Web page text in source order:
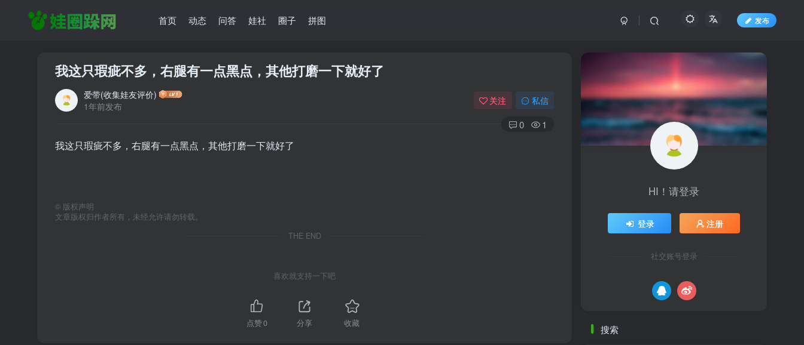
首页 动态 问答 娃社 圈子 拼图 发布
我这只瑕疵不多，右腿有一点黑点，其他打磨一下就好了
爱带(收集娃友评价)
1年前发布
关注 私信
0 1
我这只瑕疵不多，右腿有一点黑点，其他打磨一下就好了
© 版权声明
文章版权归作者所有，未经允许请勿转载。
THE END
喜欢就支持一下吧
点赞0 分享 收藏
HI！请登录
登录 注册
社交账号登录
搜索